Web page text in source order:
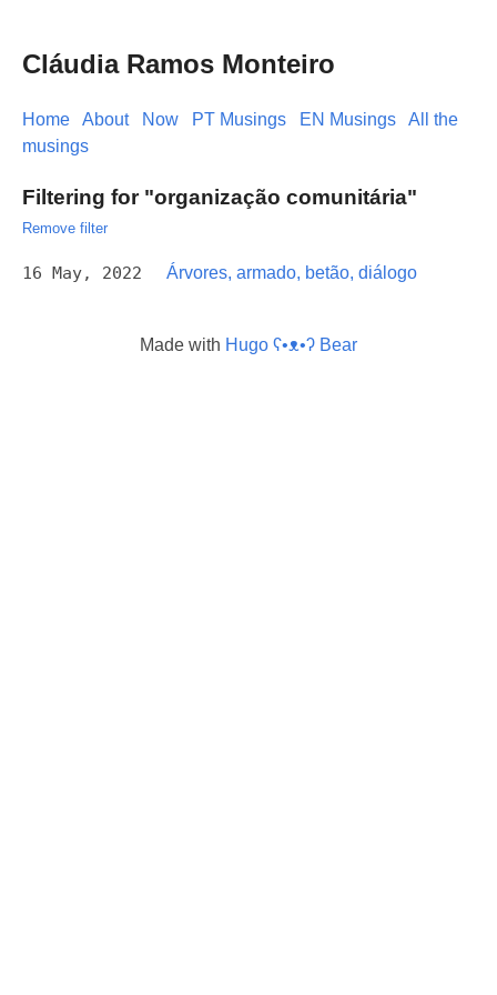
Cláudia Ramos Monteiro
Home About Now PT Musings EN Musings
All the
musings
Filtering for "organização comunitária"
Remove filter
16 May, 2022 Árvores, armado, betão, diálogo
Made with Hugo ʕ•ᴥ•ʔ Bear